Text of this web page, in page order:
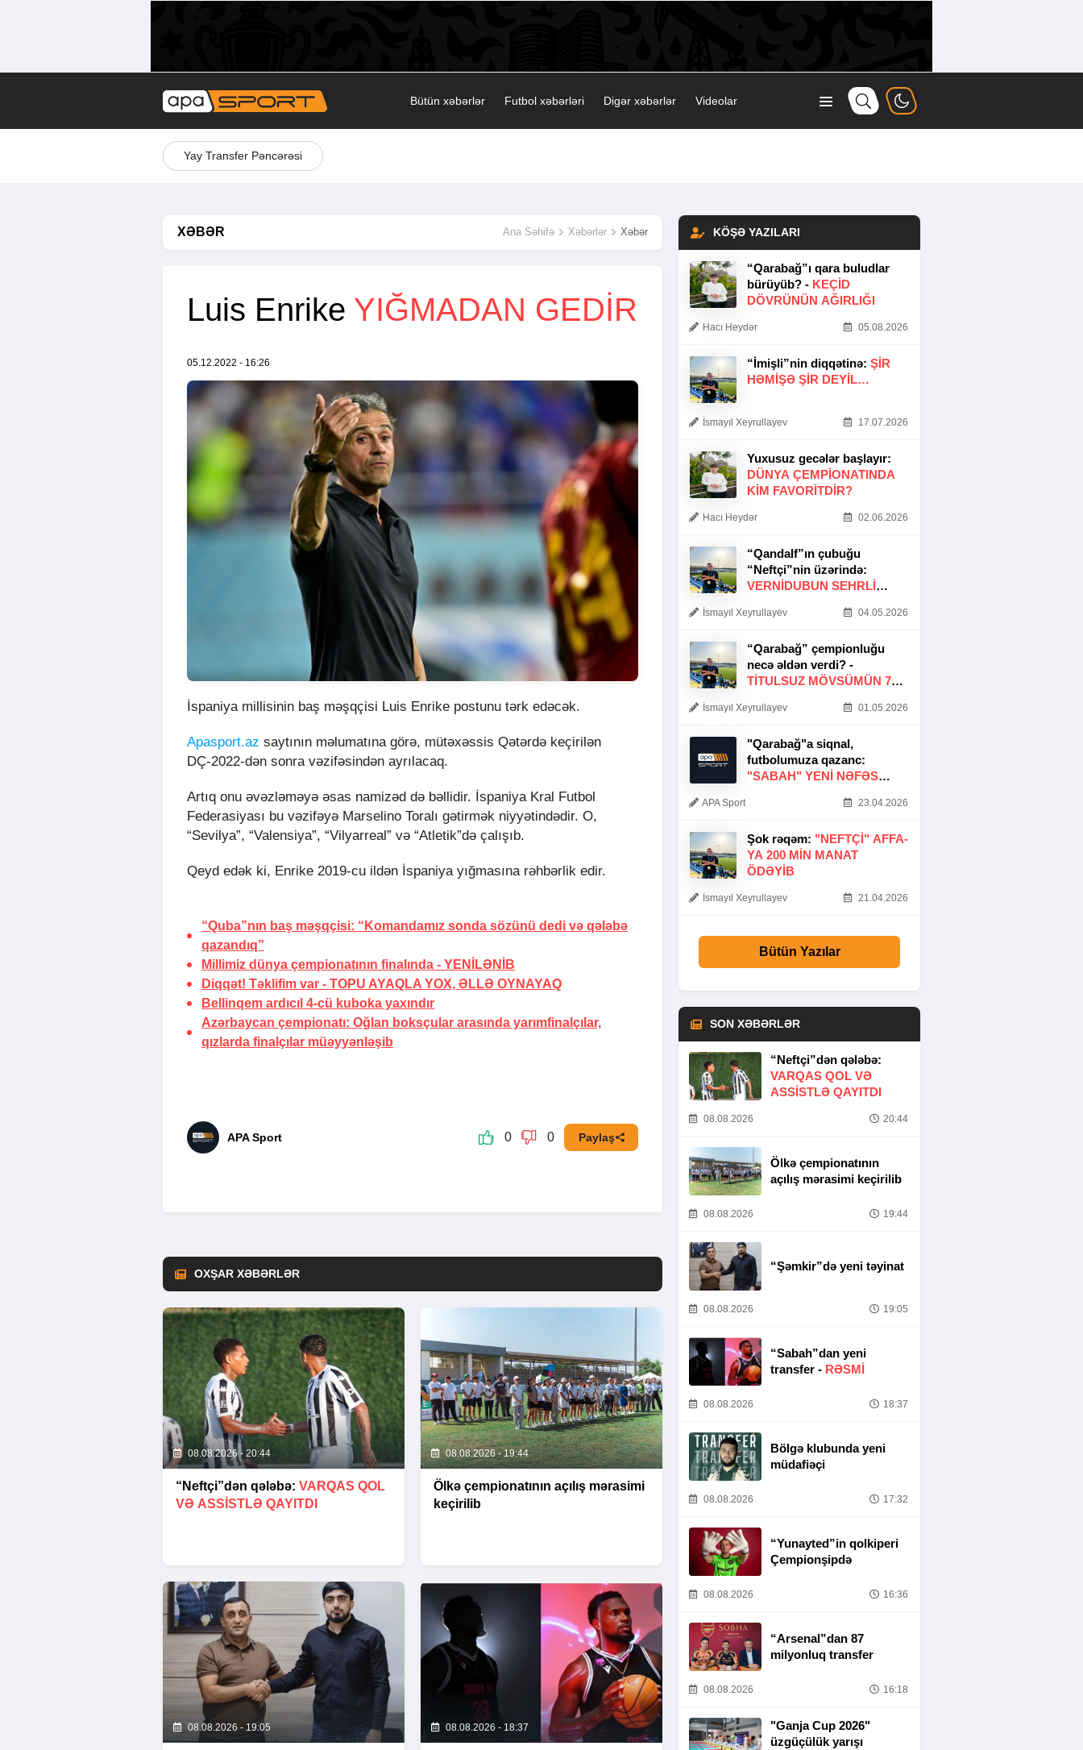
Bütün xəbərlər Futbol xəbərləri Digər xəbərlər Videolar
Yay Transfer Pəncərəsi
XƏBƏR Ana Səhifə Xəbərlər Xəbər
Luis Enrike YIĞMADAN GEDIR
05.12.2022 - 16:26
İspaniya millisinin baş məşqçisi Luis Enrike postunu tərk edəcək.
Apasport.az saytının məlumatına görə, mütəxəssis Qətərdə keçirilən
DÇ-2022-dən sonra vəzifəsindən ayrılacaq.
Artıq onu əvəzləməyə əsas namizəd də bəllidir. İspaniya Kral Futbol
Federasiyası bu vəzifəyə Marselino Toralı gətirmək niyyətindədir. O,
“Sevilya”, “Valensiya”, “Vilyarreal” və “Atletik”də çalışıb.
Qeyd edək ki, Enrike 2019-cu ildən İspaniya yığmasına rəhbərlik edir.
“Quba”nın baş məşqçisi: “Komandamız sonda sözünü dedi və qələbə
qazandıq”
Millimiz dünya çempionatının finalında - YENİLƏNİB
Diqqət! Təklifim var - TOPU AYAQLA YOX, ƏLLƏ OYNAYAQ
Bellinqem ardıcıl 4-cü kuboka yaxındır
Azərbaycan çempionatı: Oğlan boksçular arasında yarımfinalçılar,
qızlarda finalçılar müəyyənləşib
APA Sport 0 0 Paylaş
OXŞAR XƏBƏRLƏR
08.08.2026 - 20:44
“Neftçi”dən qələbə: VARQAS QOL
VƏ ASSİSTLƏ QAYITDI
08.08.2026 - 19:44
Ölkə çempionatının açılış mərasimi
keçirilib
08.08.2026 - 19:05 08.08.2026 - 18:37
KÖŞƏ YAZILARI
“Qarabağ”ı qara buludlar
bürüyüb? - KEÇID
DÖVRÜNÜN AĞIRLIĞI
Hacı Heydər 05.08.2026
“İmişli”nin diqqətinə: ŞIR
HƏMIŞƏ ŞIR DEYIL…
İsmayıl Xeyrullayev 17.07.2026
Yuxusuz gecələr başlayır:
DÜNYA ÇEMPIONATINDA
KIM FAVORITDIR?
Hacı Heydər 02.06.2026
“Qandalf”ın çubuğu
“Neftçi”nin üzərində:
VERNİDUBUN SEHRLİ
İsmayıl Xeyrullayev 04.05.2026
“Qarabağ” çempionluğu
necə əldən verdi? -
TITULSUZ MÖVSÜMÜN 7
İsmayıl Xeyrullayev 01.05.2026
"Qarabağ"a siqnal,
futbolumuza qazanc:
"SABAH" YENI NƏFƏS
APA Sport 23.04.2026
Şok rəqəm: "NEFTÇI" AFFA-
YA 200 MIN MANAT
ÖDƏYIB
İsmayıl Xeyrullayev 21.04.2026
Bütün Yazılar
SON XƏBƏRLƏR
“Neftçi”dən qələbə:
VARQAS QOL VƏ
ASSİSTLƏ QAYITDI
08.08.2026 20:44
Ölkə çempionatının
açılış mərasimi keçirilib
08.08.2026 19:44
“Şəmkir”də yeni təyinat
08.08.2026 19:05
“Sabah”dan yeni
transfer - RƏSMİ
08.08.2026 18:37
Bölgə klubunda yeni
müdafiəçi
08.08.2026 17:32
“Yunayted”in qolkiperi
Çempionşipdə
08.08.2026 16:36
“Arsenal”dan 87
milyonluq transfer
08.08.2026 16:18
"Ganja Cup 2026"
üzgüçülük yarışı